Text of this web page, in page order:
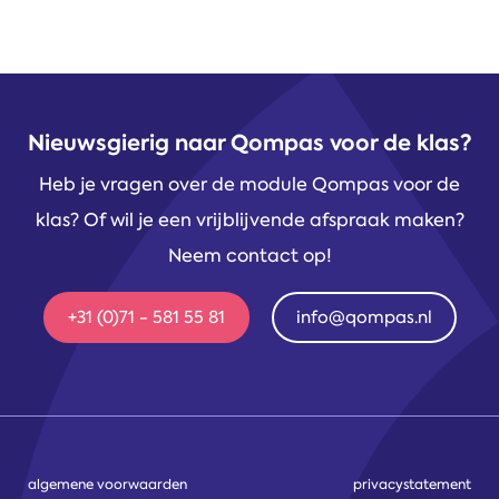
Nieuwsgierig naar Qompas voor de klas?
Heb je vragen over de module Qompas voor de
klas? Of wil je een vrijblijvende afspraak maken?
Neem contact op!
+31 (0)71 - 581 55 81 info@qompas.nl
algemene voorwaarden privacystatement